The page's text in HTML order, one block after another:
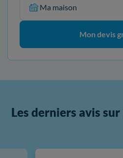
Ma maison
Mon devis
Les derniers avis